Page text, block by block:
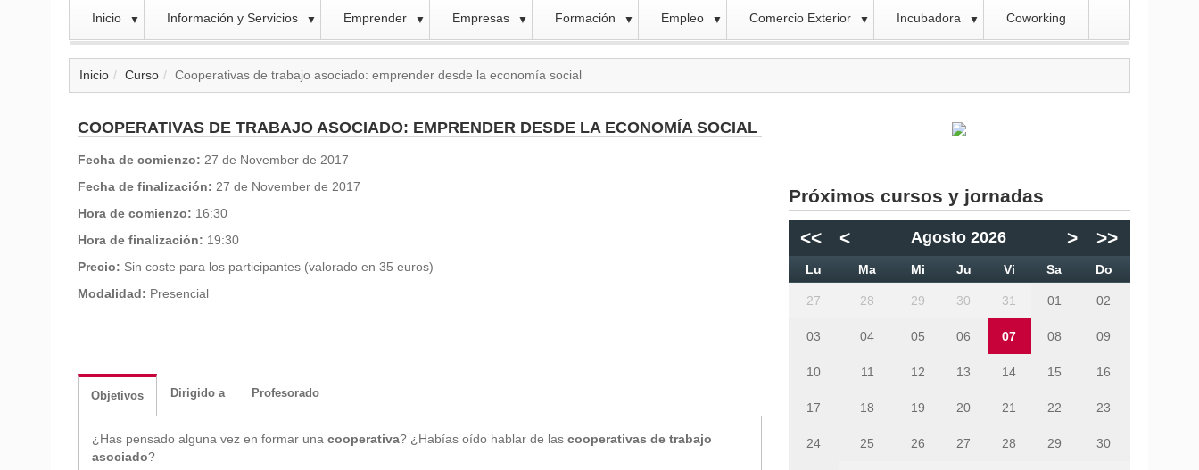
Inicio ▼ Información y Servicios ▼ Emprender ▼ Empresas ▼ Formación ▼ Empleo ▼ Comercio Exterior ▼ Incubadora ▼ Coworking
Inicio Curso Cooperativas de trabajo asociado: emprender desde la economía social
COOPERATIVAS DE TRABAJO ASOCIADO: EMPRENDER DESDE LA ECONOMÍA SOCIAL
Fecha de comienzo: 27 de November de 2017
Fecha de finalización: 27 de November de 2017
Hora de comienzo: 16:30
Hora de finalización: 19:30
Precio: Sin coste para los participantes (valorado en 35 euros)
Modalidad: Presencial
Objetivos Dirigido a Profesorado
¿Has pensado alguna vez en formar una cooperativa? ¿Habías oído hablar de las cooperativas de trabajo
asociado?
Próximos cursos y jornadas
<< < Agosto 2026 > >>
Lu Ma Mi Ju Vi Sa Do
27 28 29 30 31 01 02
03 04 05 06 07 08 09
10 11 12 13 14 15 16
17 18 19 20 21 22 23
24 25 26 27 28 29 30